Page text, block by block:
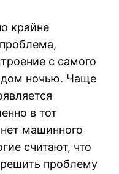
крайне
с самого
дом ночью. Чаще
в тот
машинного
считают, что
проблему